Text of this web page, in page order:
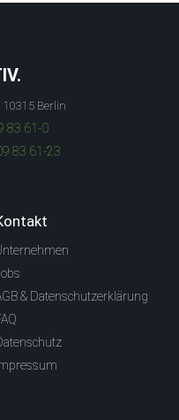
10315 Berlin
83 61-0
83 61-23
& Datenschutzerklärung